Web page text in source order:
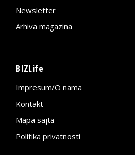
Newsletter
Arhiva magazina
BIZLife
Impresum/O nama
Kontakt
Mapa sajta
Politika privatnosti